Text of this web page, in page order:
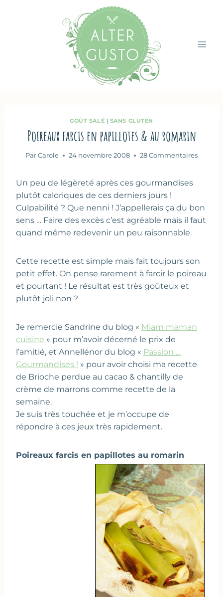
GOÛT SALÉ | SANS GLUTEN
Poireaux farcis en papillotes & au romarin
Par Carole 24 novembre 2008 28 Commentaires
Un peu de légèreté après ces gourmandises
plutôt caloriques de ces derniers jours !
Culpabilité ? Que nenni ! J’appellerais ça du bon
sens … Faire des excès c’est agréable mais il faut
quand même redevenir un peu raisonnable.
Cette recette est simple mais fait toujours son
petit effet. On pense rarement à farcir le poireau
et pourtant ! Le résultat est très goûteux et
plutôt joli non ?
Je remercie Sandrine du blog « Miam maman
cuisine » pour m’avoir décerné le prix de
l’amitié, et Annellénor du blog « Passion …
Gourmandises ! » pour avoir choisi ma recette
de Brioche perdue au cacao & chantilly de
crème de marrons comme recette de la
semaine.
Je suis très touchée et je m’occupe de
répondre à ces jeux très rapidement.
Poireaux farcis en papillotes au romarin